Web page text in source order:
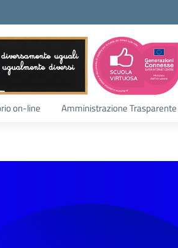
on-line Amministrazione Trasparente